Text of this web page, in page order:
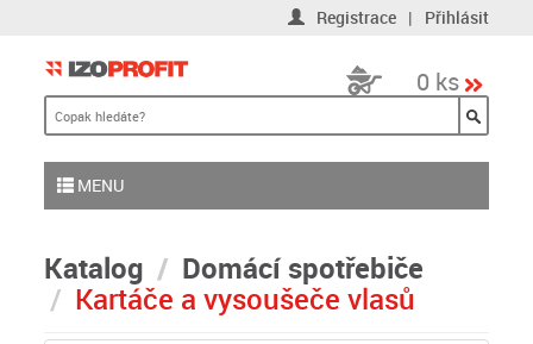
Registrace | Přihlásit
0 ks
MENU
Katalog
Domácí spotřebiče
Kartáče a vysoušeče vlasů